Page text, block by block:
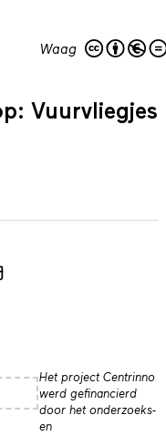
Waag
Vuurvliegjes
Het project Centrinno
werd gefinancierd
door het onderzoeks-
en